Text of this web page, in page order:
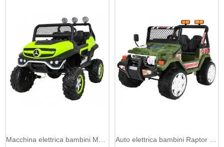
Macchina elettrica bambini Mercedes Unimog 12V MP3 Auto elettrica bambini Raptor Drifter EVA e MP3